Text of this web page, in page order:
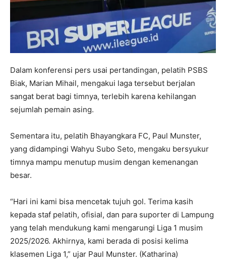
Dalam konferensi pers usai pertandingan, pelatih PSBS
Biak, Marian Mihail, mengakui laga tersebut berjalan
sangat berat bagi timnya, terlebih karena kehilangan
sejumlah pemain asing.
Sementara itu, pelatih Bhayangkara FC, Paul Munster,
yang didampingi Wahyu Subo Seto, mengaku bersyukur
timnya mampu menutup musim dengan kemenangan
besar.
“Hari ini kami bisa mencetak tujuh gol. Terima kasih
kepada staf pelatih, ofisial, dan para suporter di Lampung
yang telah mendukung kami mengarungi Liga 1 musim
2025/2026. Akhirnya, kami berada di posisi kelima
klasemen Liga 1,” ujar Paul Munster. (Katharina)